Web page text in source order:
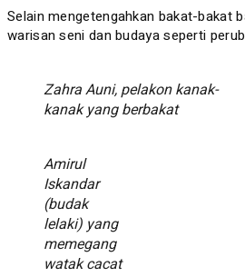
Selain mengetengahkan bakat-bakat
warisan seni dan budaya seperti
Zahra Auni, pelakon kanak-
kanak yang berbakat
Amirul
Iskandar
(budak
lelaki) yang
memegang
watak cacat